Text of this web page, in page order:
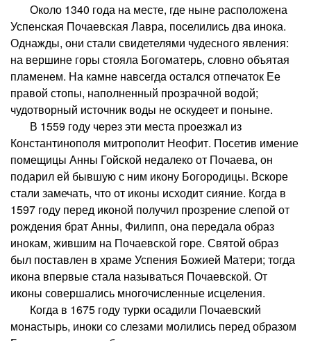
Около 1340 года на месте, где ныне расположена
Успенская Почаевская Лавра, поселились два инока.
Однажды, они стали свидетелями чудесного явления:
на вершине горы стояла Богоматерь, словно объятая
пламенем. На камне навсегда остался отпечаток Ее
правой стопы, наполненный прозрачной водой;
чудотворный источник воды не оскудеет и поныне.
В 1559 году через эти места проезжал из
Константинополя митрополит Неофит. Посетив имение
помещицы Анны Гойской недалеко от Почаева, он
подарил ей бывшую с ним икону Богородицы. Вскоре
стали замечать, что от иконы исходит сияние. Когда в
1597 году перед иконой получил прозрение слепой от
рождения брат Анны, Филипп, она передала образ
инокам, жившим на Почаевской горе. Святой образ
был поставлен в храме Успения Божией Матери; тогда
икона впервые стала называться Почаевской. От
иконы совершались многочисленные исцеления.
Когда в 1675 году турки осадили Почаевский
монастырь, иноки со слезами молились перед образом